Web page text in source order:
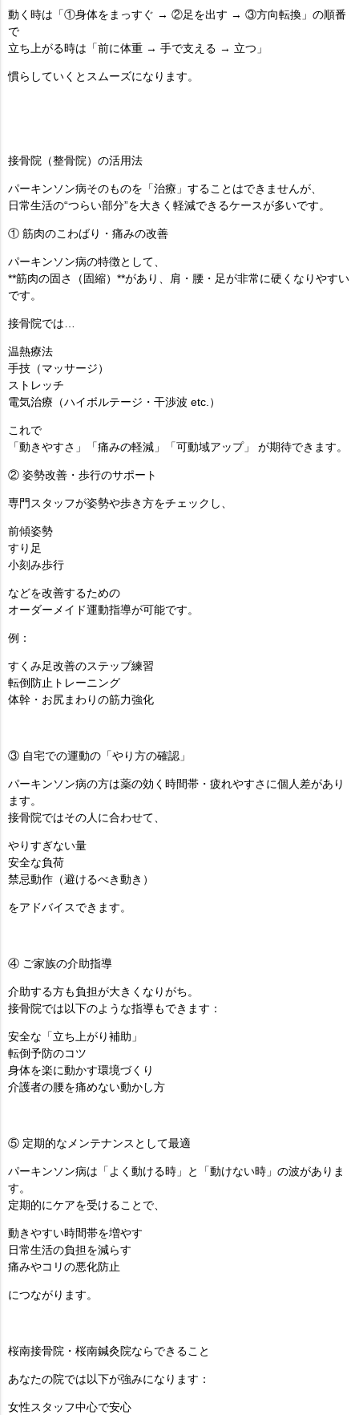
動く時は「①身体をまっすぐ → ②足を出す → ③方向転換」の順番
で
立ち上がる時は「前に体重 → 手で支える → 立つ」
慣らしていくとスムーズになります。
接骨院（整骨院）の活用法
パーキンソン病そのものを「治療」することはできませんが、
日常生活の“つらい部分”を大きく軽減できるケースが多いです。
① 筋肉のこわばり・痛みの改善
パーキンソン病の特徴として、
**筋肉の固さ（固縮）**があり、肩・腰・足が非常に硬くなりやすい
です。
接骨院では…
温熱療法
手技（マッサージ）
ストレッチ
電気治療（ハイボルテージ・干渉波 etc.）
これで
「動きやすさ」「痛みの軽減」「可動域アップ」
が期待できます。
② 姿勢改善・歩行のサポート
専門スタッフが姿勢や歩き方をチェックし、
前傾姿勢
すり足
小刻み歩行
などを改善するための
オーダーメイド運動指導が可能です。
例：
すくみ足改善のステップ練習
転倒防止トレーニング
体幹・お尻まわりの筋力強化
③ 自宅での運動の「やり方の確認」
パーキンソン病の方は薬の効く時間帯・疲れやすさに個人差があり
ます。
接骨院ではその人に合わせて、
やりすぎない量
安全な負荷
禁忌動作（避けるべき動き）
をアドバイスできます。
④ ご家族の介助指導
介助する方も負担が大きくなりがち。
接骨院では以下のような指導もできます：
安全な「立ち上がり補助」
転倒予防のコツ
身体を楽に動かす環境づくり
介護者の腰を痛めない動かし方
⑤ 定期的なメンテナンスとして最適
パーキンソン病は「よく動ける時」と「動けない時」の波がありま
す。
定期的にケアを受けることで、
動きやすい時間帯を増やす
日常生活の負担を減らす
痛みやコリの悪化防止
につながります。
桜南接骨院・桜南鍼灸院ならできること
あなたの院では以下が強みになります：
女性スタッフ中心で安心